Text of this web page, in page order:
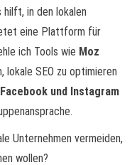
hilft, in den lokalen
eine Plattform für
ich Tools wie Moz
lokale SEO zu optimieren
Facebook und Instagram
Unternehmen vermeiden,
wollen?